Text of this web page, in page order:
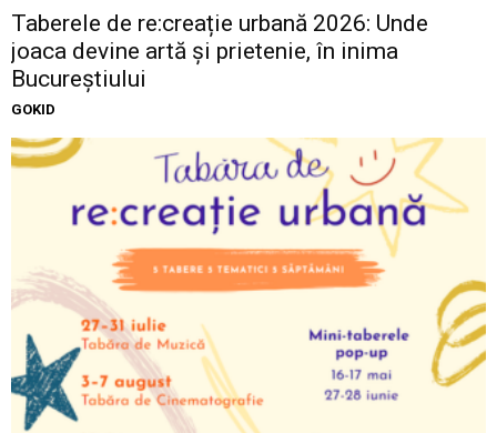
Taberele de re:creație urbană 2026: Unde
joaca devine artă și prietenie, în inima
Bucureștiului
GOKID